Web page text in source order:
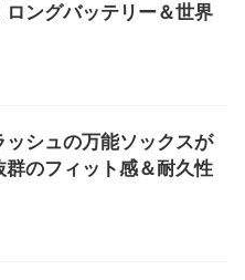
ロングバッテリー＆世界
ッシュの万能ソックスが
群のフィット感＆耐久性